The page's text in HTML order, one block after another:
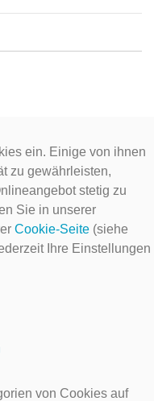
ein. Einige von ihnen
zu gewährleisten,
stetig zu
Sie in unserer
Cookie-Seite (siehe
Ihre Einstellungen
von Cookies auf